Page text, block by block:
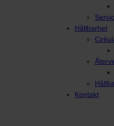
Hållbarhet
Kontakt